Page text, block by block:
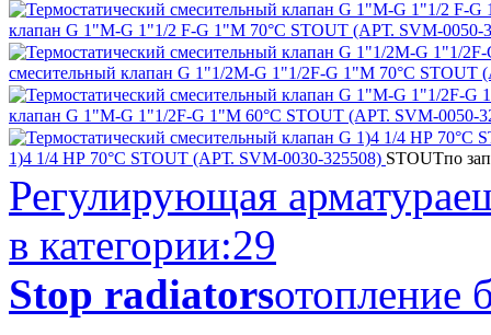
клапан G 1"M-G 1"1/2 F-G 1"M 70°С STOUT (АРТ. SVM-0050-
смесительный клапан G 1"1/2M-G 1"1/2F-G 1"M 70°С STOUT
клапан G 1"М-G 1"1/2F-G 1"M 60°С STOUT (АРТ. SVM-0050-
1)4 1/4 НР 70°С STOUT (АРТ. SVM-0030-325508) STOUTпо
Регулирующая арматура
в категории:29
Stop radiatorsотопление